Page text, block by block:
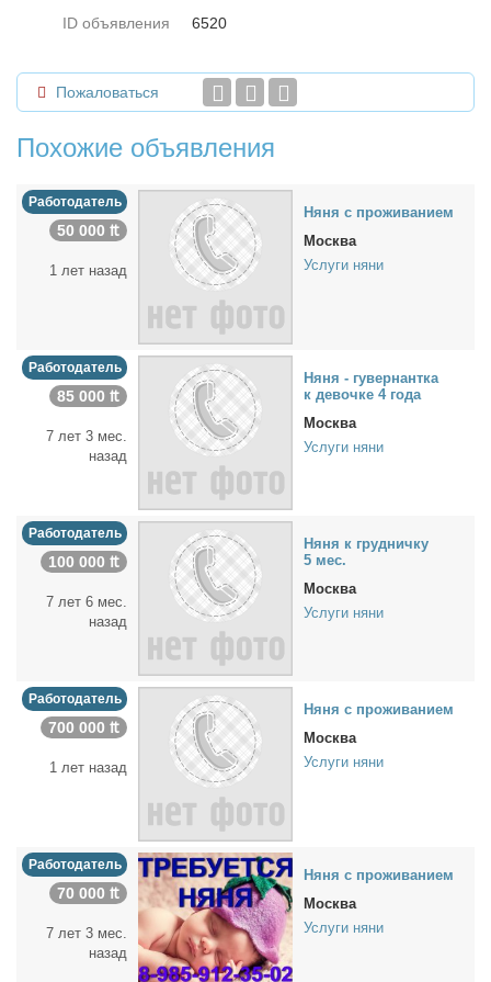
ID объявления 6520
Пожаловаться
Похожие объявления
Работодатель
50 000 ₶
1 лет назад
Ня­ня с про­жи­ва­ни­ем
Москва
Услуги няни
Работодатель
85 000 ₶
7 лет 3 мес.
назад
Ня­ня - гу­вер­нант­ка
к де­воч­ке 4 го­да
Москва
Услуги няни
Работодатель
100 000 ₶
7 лет 6 мес.
назад
Ня­ня к груд­нич­ку
5 мес.
Москва
Услуги няни
Работодатель
700 000 ₶
1 лет назад
Ня­ня с про­жи­ва­ни­ем
Москва
Услуги няни
Работодатель
70 000 ₶
7 лет 3 мес.
назад
Ня­ня с про­жи­ва­ни­ем
Москва
Услуги няни